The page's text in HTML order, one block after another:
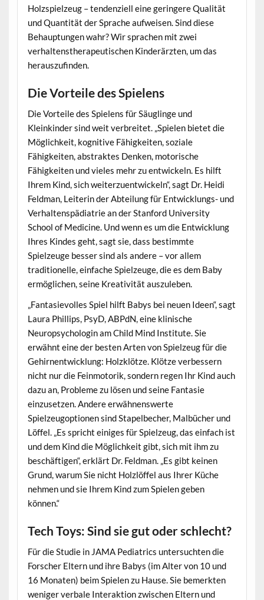
Holzspielzeug – tendenziell eine geringere Qualität
und Quantität der Sprache aufweisen. Sind diese
Behauptungen wahr? Wir sprachen mit zwei
verhaltenstherapeutischen Kinderärzten, um das
herauszufinden.
Die Vorteile des Spielens
Die Vorteile des Spielens für Säuglinge und
Kleinkinder sind weit verbreitet. „Spielen bietet die
Möglichkeit, kognitive Fähigkeiten, soziale
Fähigkeiten, abstraktes Denken, motorische
Fähigkeiten und vieles mehr zu entwickeln. Es hilft
Ihrem Kind, sich weiterzuentwickeln“, sagt Dr. Heidi
Feldman, Leiterin der Abteilung für Entwicklungs- und
Verhaltenspädiatrie an der Stanford University
School of Medicine. Und wenn es um die Entwicklung
Ihres Kindes geht, sagt sie, dass bestimmte
Spielzeuge besser sind als andere – vor allem
traditionelle, einfache Spielzeuge, die es dem Baby
ermöglichen, seine Kreativität auszuleben.
„Fantasievolles Spiel hilft Babys bei neuen Ideen“, sagt
Laura Phillips, PsyD, ABPdN, eine klinische
Neuropsychologin am Child Mind Institute. Sie
erwähnt eine der besten Arten von Spielzeug für die
Gehirnentwicklung: Holzklötze. Klötze verbessern
nicht nur die Feinmotorik, sondern regen Ihr Kind auch
dazu an, Probleme zu lösen und seine Fantasie
einzusetzen. Andere erwähnenswerte
Spielzeugoptionen sind Stapelbecher, Malbücher und
Löffel. „Es spricht einiges für Spielzeug, das einfach ist
und dem Kind die Möglichkeit gibt, sich mit ihm zu
beschäftigen“, erklärt Dr. Feldman. „Es gibt keinen
Grund, warum Sie nicht Holzlöffel aus Ihrer Küche
nehmen und sie Ihrem Kind zum Spielen geben
können.“
Tech Toys: Sind sie gut oder schlecht?
Für die Studie in JAMA Pediatrics untersuchten die
Forscher Eltern und ihre Babys (im Alter von 10 und
16 Monaten) beim Spielen zu Hause. Sie bemerkten
weniger verbale Interaktion zwischen Eltern und